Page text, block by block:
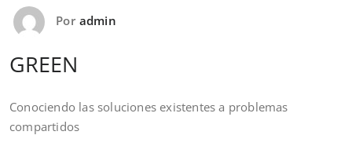
Por admin
GREEN
Conociendo las soluciones existentes a problemas
compartidos